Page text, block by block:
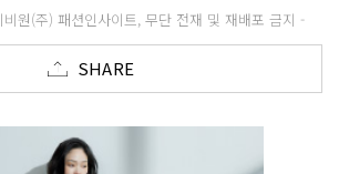
원(주) 패션인사이트, 무단 전재 및 재배포 금지 -
SHARE